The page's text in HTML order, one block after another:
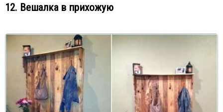
12. Вешалка в прихожую